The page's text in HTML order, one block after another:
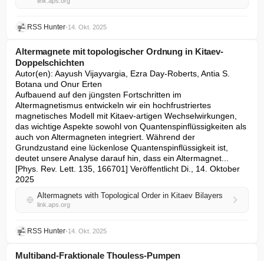
RSS Hunter•14. Okt. 2025
Altermagnete mit topologischer Ordnung in Kitaev-
Doppelschichten
Autor(en): Aayush Vijayvargia, Ezra Day-Roberts, Antia S.
Botana und Onur Erten
Aufbauend auf den jüngsten Fortschritten im
Altermagnetismus entwickeln wir ein hochfrustriertes
magnetisches Modell mit Kitaev-artigen Wechselwirkungen,
das wichtige Aspekte sowohl von Quantenspinflüssigkeiten als
auch von Altermagneten integriert. Während der
Grundzustand eine lückenlose Quantenspinflüssigkeit ist,
deutet unsere Analyse darauf hin, dass ein Altermagnet...
[Phys. Rev. Lett. 135, 166701] Veröffentlicht Di., 14. Oktober
2025
Altermagnets with Topological Order in Kitaev Bilayers
link.aps.org
RSS Hunter•14. Okt. 2025
Multiband-Fraktionale Thouless-Pumpen